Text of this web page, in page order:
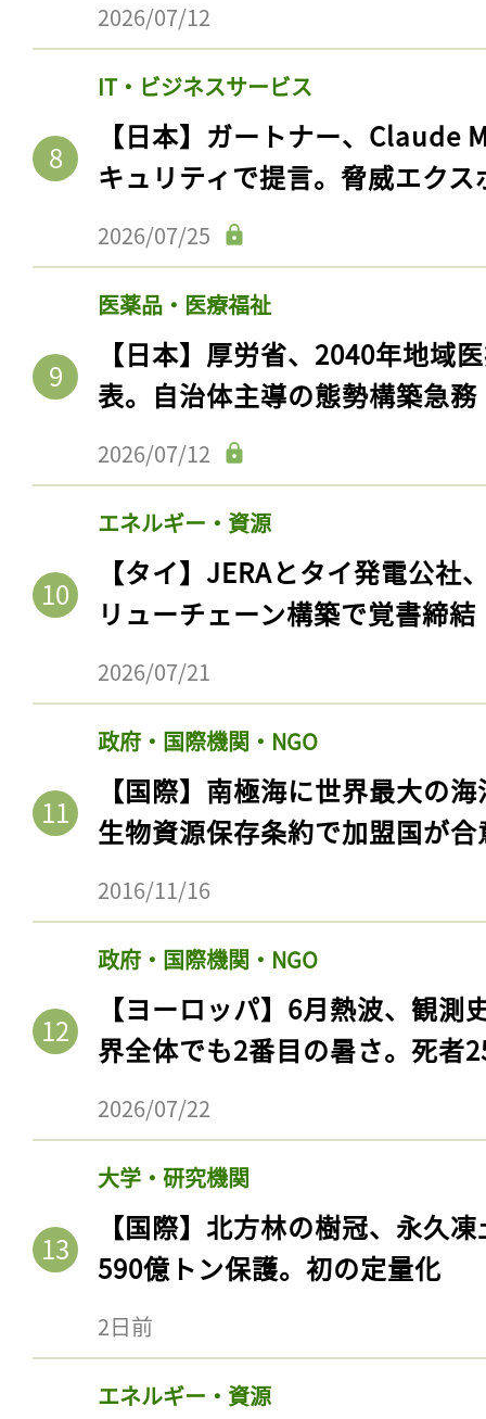
2026/07/12
IT・ビジネスサービス
【日本】ガートナー、Claude
キュリティで提言。脅威エク
2026/07/25
医薬品・医療福祉
【日本】厚労省、2040年地域
表。自治体主導の態勢構築急務
2026/07/12
エネルギー・資源
【タイ】JERAとタイ発電公社
リューチェーン構築で覚書締結
2026/07/21
政府・国際機関・NGO
【国際】南極海に世界最大の
生物資源保存条約で加盟国が合
2016/11/16
政府・国際機関・NGO
【ヨーロッパ】6月熱波、観
界全体でも2番目の暑さ。死者
2026/07/22
大学・研究機関
【国際】北方林の樹冠、永久
590億トン保護。初の定量化
2日前
エネルギー・資源
記事をお気に入りに
ログイン